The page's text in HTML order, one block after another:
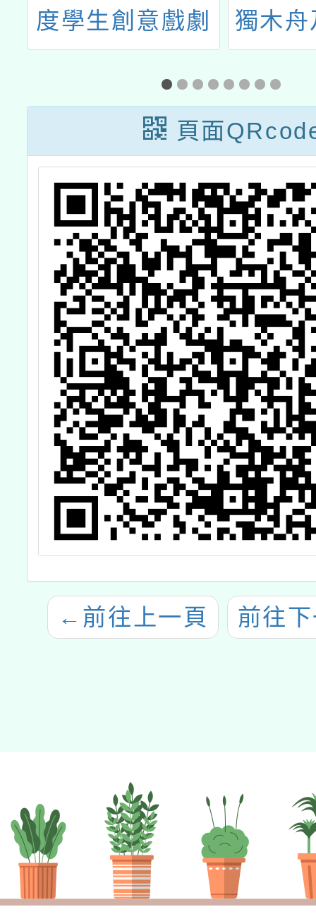
度學生創意戲劇
比賽實施要點1
獨木
板划
頁面
← 前往上一頁 前往